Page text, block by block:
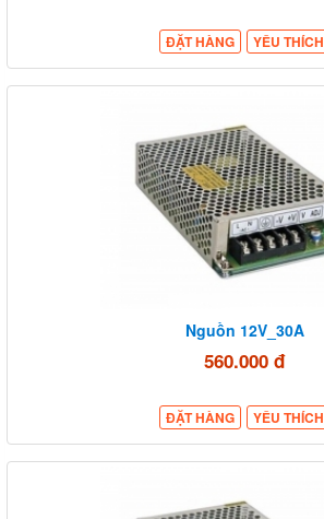
ĐẶT HÀNG YÊU THÍCH
Nguồn 12V_30A
560.000 đ
ĐẶT HÀNG YÊU THÍCH